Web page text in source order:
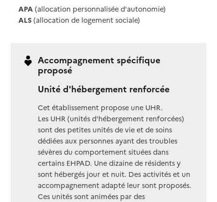
APA (allocation personnalisée d'autonomie)
ALS (allocation de logement sociale)
Accompagnement spécifique
proposé
Unité d'hébergement renforcée
Cet établissement propose une UHR.
Les UHR (unités d'hébergement renforcées)
sont des petites unités de vie et de soins
dédiées aux personnes ayant des troubles
sévères du comportement situées dans
certains EHPAD. Une dizaine de résidents y
sont hébergés jour et nuit. Des activités et un
accompagnement adapté leur sont proposés.
Ces unités sont animées par des